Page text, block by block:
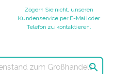
Zögern Sie nicht, unseren
Kundenservice per E-Mail oder
Telefon zu kontaktieren.
